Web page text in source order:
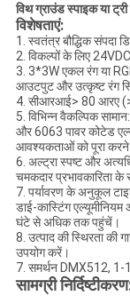
विथ ग्राउंड स्पाइक या
विशेषताएं:
1. स्वतंत्र बौद्धिक संपदा
2. विकल्पों के लिए
3. 3*3W एकल रंग या
आउटपुट और उत्कृष्ट रंग
4. सीआरआई> 80 आरए
5. विभिन्न वैकल्पिक
और 6063 पावर कोटेड
आवश्यकताओं को पूरा करने
6. अल्ट्रा स्पष्ट और
चमकदार प्रभावकारिता के
7. पर्यावरण के अनुकूल
डाई-कास्टिंग
घंटे से अधिक तक पहुंचें।
8. उत्पाद की स्थिरता की
उपयोग करें।
7. समर्थन DMX512, 1-
सामग्री